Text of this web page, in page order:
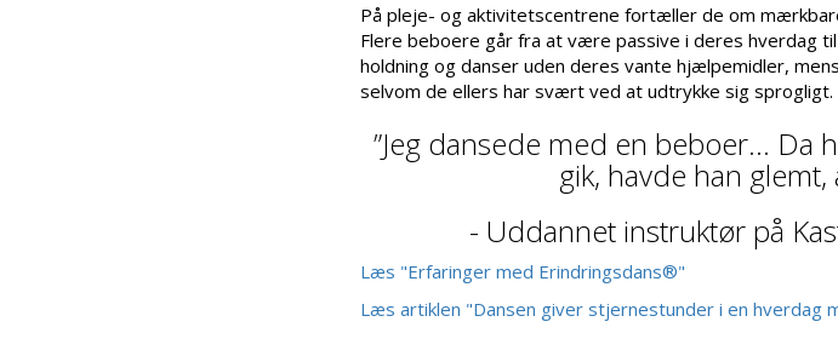
På pleje- og aktivitetscentrene fortæller de om
Flere beboere går fra at være passive i deres hverdag
holdning og danser uden deres vante hjælpemidler,
selvom de ellers har svært ved at udtrykke sig sprogligt.
”Jeg dansede med en beboer… Da
gik, havde han
- Uddannet instruktør på
Læs "Erfaringer med Erindringsdans®"
Læs artiklen "Dansen giver stjernestunder i en hverdag